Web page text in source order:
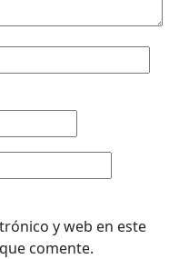
y web en este
comente.